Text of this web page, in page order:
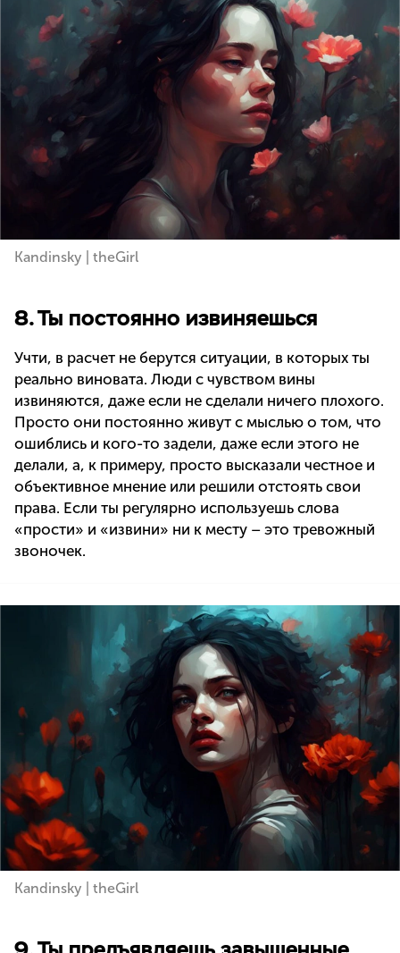
Kandinsky | theGirl
8. Ты постоянно извиняешься
Учти, в расчет не берутся ситуации, в которых ты
реально виновата. Люди с чувством вины
извиняются, даже если не сделали ничего плохого.
Просто они постоянно живут с мыслью о том, что
ошиблись и кого-то задели, даже если этого не
делали, а, к примеру, просто высказали честное и
объективное мнение или решили отстоять свои
права. Если ты регулярно используешь слова
«прости» и «извини» ни к месту – это тревожный
звоночек.
Kandinsky | theGirl